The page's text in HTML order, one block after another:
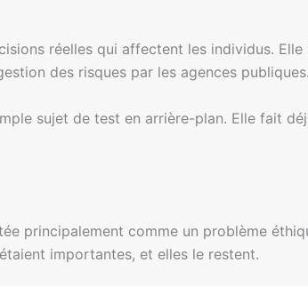
réelles qui affectent les individus.
des risques par les agences publiques.
sujet de test en arrière-plan. Elle fait
principalement comme un problème
importantes, et elles le restent.